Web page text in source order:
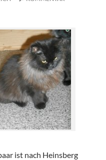
ist nach Heinsberg